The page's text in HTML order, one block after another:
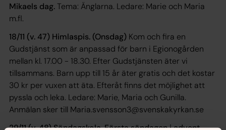
Mikaels dag.Tema: Änglarna. Ledare: Marie och Maria
m.fl.
18/11 (v. 47) Himlaspis. (Onsdag) Kom och fira en
Gudstjänst som är anpassad för barn i Egionogården
mellan kl. 17.00 - 18.30. Efter Gudstjänsten äter vi
tillsammans. Barn upp till 15 år äter gratis och det kostar
30 kr per vuxen att äta. Efteråt finns det möjlighet att
pyssla och leka. Ledare: Marie, Maria och Gunilla.
Anmälan sker till Maria.svensson3@svenskakyrkan.se
29/11 (v. 48) Söndagskola. Första söndagen i advent.